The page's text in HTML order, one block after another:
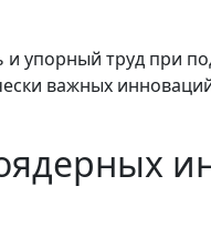
упорный труд при
важных